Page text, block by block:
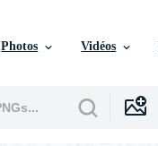
Photos Vidéos